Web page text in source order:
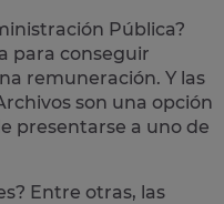
Pública?
para conseguir
remuneración. Y las
son una opción
presentarse a uno de
Entre otras, las